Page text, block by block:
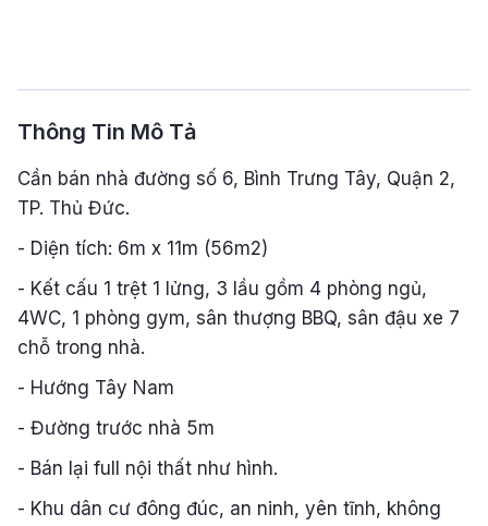
Thông Tin Mô Tả
Cần bán nhà đường số 6, Bình Trưng Tây, Quận 2,
TP. Thủ Đức.
- Diện tích: 6m x 11m (56m2)
- Kết cấu 1 trệt 1 lửng, 3 lầu gồm 4 phòng ngủ,
4WC, 1 phòng gym, sân thượng BBQ, sân đậu xe 7
chỗ trong nhà.
- Hướng Tây Nam
- Đường trước nhà 5m
- Bán lại full nội thất như hình.
- Khu dân cư đông đúc, an ninh, yên tĩnh, không